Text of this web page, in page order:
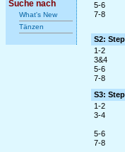
Suche nach
What's New
Tänzen
5-6
7-8
S2:
1-2
3&4
5-6
7-8
S3:
1-2
3-4
5-6
7-8